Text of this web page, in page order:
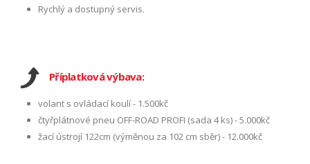
Rychlý a dostupný servis.
Příplatková výbava:
volant s ovládací koulí - 1.500kč
čtyřplátnové pneu OFF-ROAD PROFI (sada 4 ks) - 5.000kč
žací ústrojí 122cm (výměnou za 102 cm sběr) - 12.000kč